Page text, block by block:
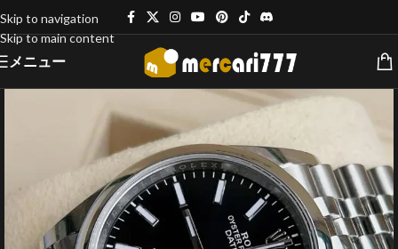
Skip to navigation
Skip to main content
メニュー